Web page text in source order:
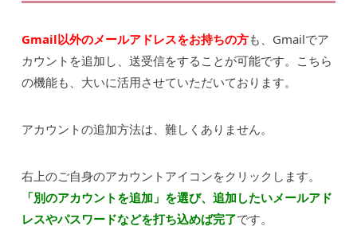
Gmail以外のメールアドレスをお持ちの方も、Gmailでア
カウントを追加し、送受信をすることが可能です。こちら
の機能も、大いに活用させていただいております。
アカウントの追加方法は、難しくありません。
右上のご自身のアカウントアイコンをクリックします。
「別のアカウントを追加」を選び、追加したいメールアド
レスやパスワードなどを打ち込めば完了です。